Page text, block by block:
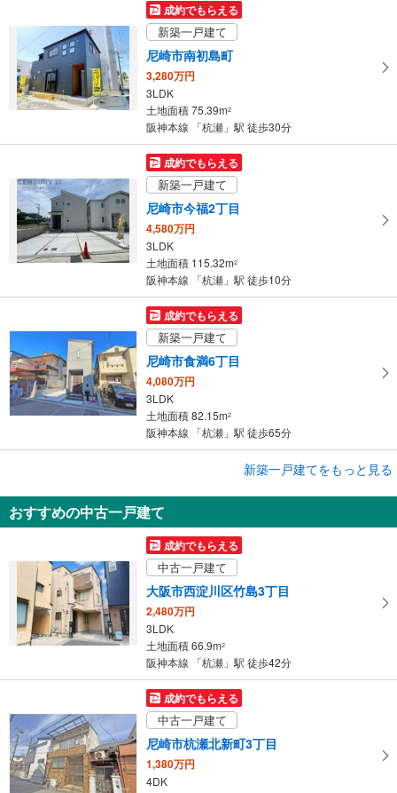
イ
ー
ジ
に
存
る
成約でもらえる
新築一戸建て
尼崎市南初島町
3,280万円
3LDK
土地面積 75.39m2
阪神本線 「杭瀬」駅 徒歩30分
成約でもらえる
新築一戸建て
尼崎市今福2丁目
4,580万円
3LDK
土地面積 115.32m2
阪神本線 「杭瀬」駅 徒歩10分
成約でもらえる
新築一戸建て
尼崎市食満6丁目
4,080万円
3LDK
土地面積 82.15m2
阪神本線 「杭瀬」駅 徒歩65分
尼崎市今福2丁目
4,580万円
3LDK
土地面積 115.32m
阪神本線 「杭瀬」駅 徒歩12分
新築一戸建てをもっと見る
おすすめの中古一戸建て
成約でもらえる
中古一戸建て
大阪市西淀川区竹島3丁目
2,480万円
3LDK
土地面積 66.9m2
阪神本線 「杭瀬」駅 徒歩42分
成約でもらえる
中古一戸建て
尼崎市杭瀬北新町3丁目
1,380万円
4DK